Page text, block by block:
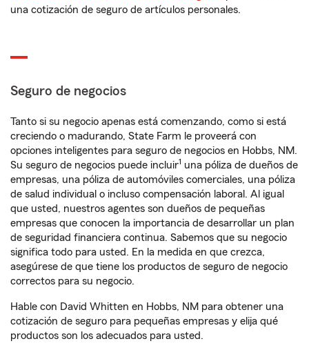
una cotización de seguro de artículos personales.
Seguro de negocios
Tanto si su negocio apenas está comenzando, como si está
creciendo o madurando, State Farm le proveerá con
opciones inteligentes para seguro de negocios en Hobbs, NM.
Su seguro de negocios puede incluir1 una póliza de dueños de
empresas, una póliza de automóviles comerciales, una póliza
de salud individual o incluso compensación laboral. Al igual
que usted, nuestros agentes son dueños de pequeñas
empresas que conocen la importancia de desarrollar un plan
de seguridad financiera continua. Sabemos que su negocio
significa todo para usted. En la medida en que crezca,
asegúrese de que tiene los productos de seguro de negocio
correctos para su negocio.
Hable con David Whitten en Hobbs, NM para obtener una
cotización de seguro para pequeñas empresas y elija qué
productos son los adecuados para usted.